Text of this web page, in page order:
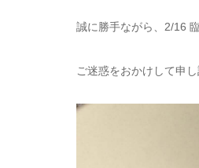
誠に勝手ながら、2/16
ご迷惑をおかけして申し